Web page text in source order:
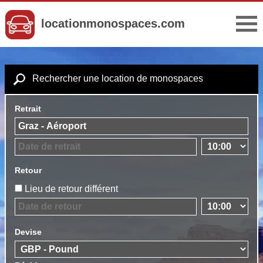
locationmonospaces.com
Rechercher une location de monospaces
Retrait
Retour
Lieu de retour différent
Devise